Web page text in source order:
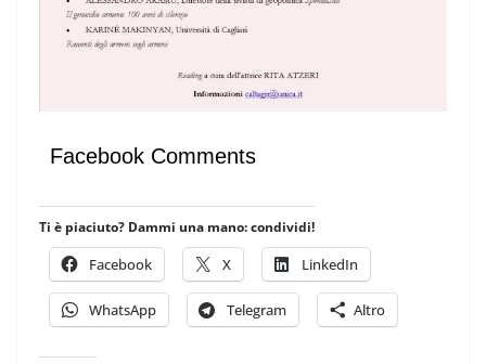
Facebook Comments
Ti è piaciuto? Dammi una mano: condividi!
Facebook X LinkedIn
WhatsApp Telegram Altro